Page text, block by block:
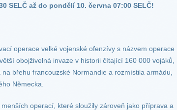
SELČ až do pondělí 10. června 07:00 SELČ!
operace velké vojenské ofenzívy s názvem operace
obojživelná invaze v historii čítající 160 000 vojáků,
břehu francouzské Normandie a rozmístila armádu,
Německa.
operací, které sloužily zároveň jako příprava a